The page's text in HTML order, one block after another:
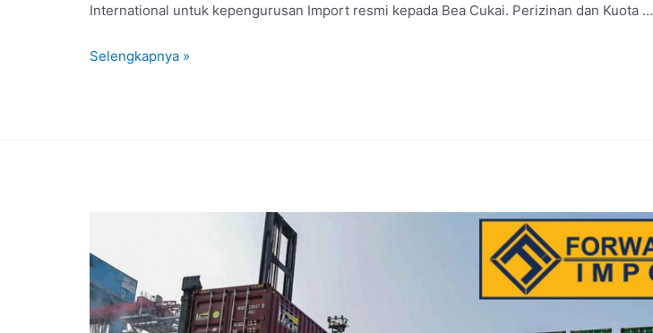
International untuk kepengurusan Import resmi kepada Bea Cukai. Perizinan dan Kuota …
Selengkapnya »